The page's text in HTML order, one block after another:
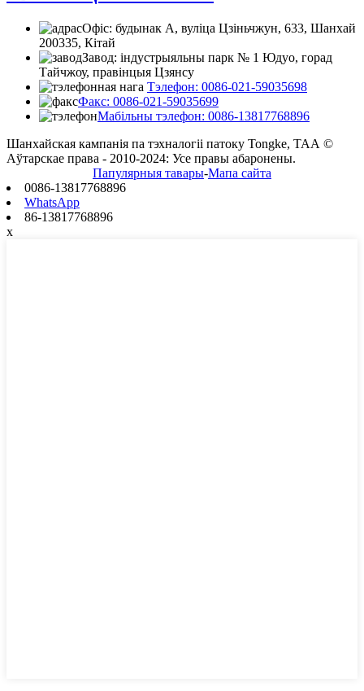
Офіс: будынак А, вуліца Цзіньчжун, 633, Шанхай
200335, Кітай
Завод: індустрыяльны парк № 1 Юдуо, горад
Тайчжоу, правінцыя Цзянсу
Тэлефон: 0086-021-59035698
Факс: 0086-021-59035699
Мабільны тэлефон: 0086-13817768896
Шанхайская кампанія па тэхналогіі патоку Tongke, ТАА ©
Аўтарскае права - 2010-2024: Усе правы абаронены.
Папулярныя тавары-Мапа сайта
0086-13817768896
WhatsApp
86-13817768896
x